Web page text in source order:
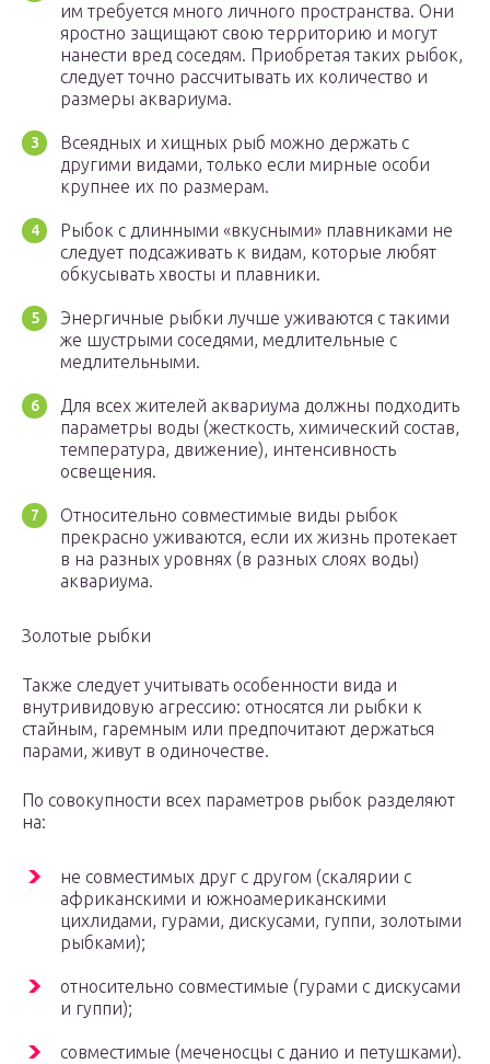
им требуется много личного пространства. Они
яростно защищают свою территорию и могут
нанести вред соседям. Приобретая таких рыбок,
следует точно рассчитывать их количество и
размеры аквариума.
Всеядных и хищных рыб можно держать с
другими видами, только если мирные особи
крупнее их по размерам.
Рыбок с длинными «вкусными» плавниками не
следует подсаживать к видам, которые любят
обкусывать хвосты и плавники.
Энергичные рыбки лучше уживаются с такими
же шустрыми соседями, медлительные с
медлительными.
Для всех жителей аквариума должны подходить
параметры воды (жесткость, химический состав,
температура, движение), интенсивность
освещения.
Относительно совместимые виды рыбок
прекрасно уживаются, если их жизнь протекает
в на разных уровнях (в разных слоях воды)
аквариума.
Золотые рыбки
Также следует учитывать особенности вида и
внутривидовую агрессию: относятся ли рыбки к
стайным, гаремным или предпочитают держаться
парами, живут в одиночестве.
По совокупности всех параметров рыбок разделяют
на:
не совместимых друг с другом (скалярии с
африканскими и южноамериканскими
цихлидами, гурами, дискусами, гуппи, золотыми
рыбками);
относительно совместимые (гурами с дискусами
и гуппи);
совместимые (меченосцы с данио и петушками).